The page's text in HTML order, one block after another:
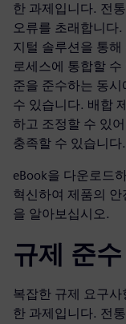
한 과제입니다. 전
오류를 초래합니다
지털 솔루션을 통
로세스에 통합할
준을 준수하는 동
수 있습니다. 배합
하고 조정할 수 있
충족할 수 있습니다.
eBook을 다운로드
혁신하여 제품의
을 알아보십시오.
규제 준
복잡한 규제 요구
한 과제입니다. 전